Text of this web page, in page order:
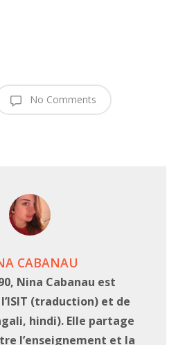
No Comments
CABANAU
Nina Cabanau est
(traduction) et de
hindi). Elle partage
l’enseignement et la